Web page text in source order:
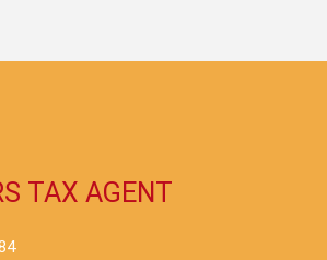
TAX AGENT